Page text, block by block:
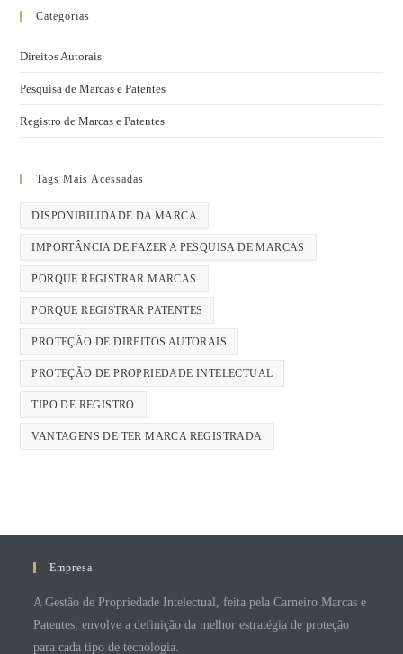
Categorias
Direitos Autorais
Pesquisa de Marcas e Patentes
Registro de Marcas e Patentes
Tags Mais Acessadas
DISPONIBILIDADE DA MARCA
IMPORTÂNCIA DE FAZER A PESQUISA DE MARCAS
PORQUE REGISTRAR MARCAS
PORQUE REGISTRAR PATENTES
PROTEÇÃO DE DIREITOS AUTORAIS
PROTEÇÃO DE PROPRIEDADE INTELECTUAL
TIPO DE REGISTRO
VANTAGENS DE TER MARCA REGISTRADA
Empresa
A Gestão de Propriedade Intelectual, feita pela Carneiro Marcas e
Patentes, envolve a definição da melhor estratégia de proteção
para cada tipo de tecnologia.